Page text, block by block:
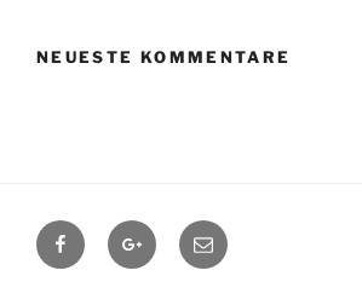
NEUESTE KOMMENTARE
FacebookGoogle+Contact
me